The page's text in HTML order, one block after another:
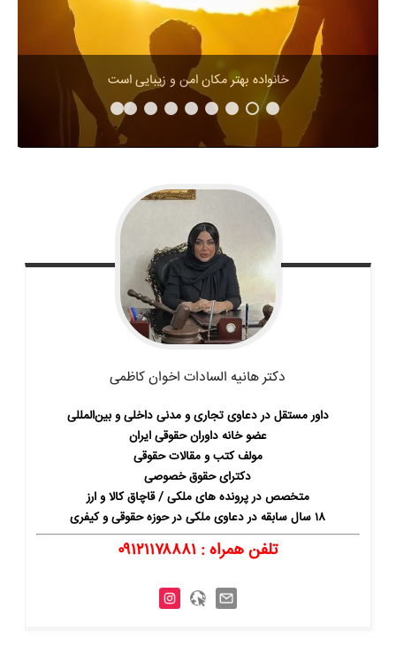
خانواده بهتر مکان امن و زیبایی است
دکتر هانیه السادات اخوان کاظمی
داور مستقل در دعاوی تجاری و مدنی داخلی و بین‌المللی
عضو خانه داوران حقوقی ایران
مولف کتب و مقالات حقوقی
دکترای حقوق خصوصی
متخصص در پرونده های ملکی / قاچاق کالا و ارز
۱۸ سال سابقه در دعاوی ملکی در حوزه حقوقی و کیفری
تلفن همراه : ۰۹۱۲۱۱۷۸۸۸۱